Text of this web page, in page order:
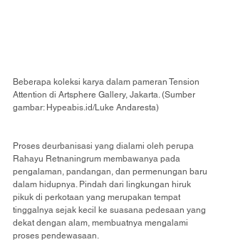
Beberapa koleksi karya dalam pameran Tension
Attention di Artsphere Gallery, Jakarta. (Sumber
gambar: Hypeabis.id/Luke Andaresta)
Proses deurbanisasi yang dialami oleh perupa
Rahayu Retnaningrum membawanya pada
pengalaman, pandangan, dan permenungan baru
dalam hidupnya. Pindah dari lingkungan hiruk
pikuk di perkotaan yang merupakan tempat
tinggalnya sejak kecil ke suasana pedesaan yang
dekat dengan alam, membuatnya mengalami
proses pendewasaan.